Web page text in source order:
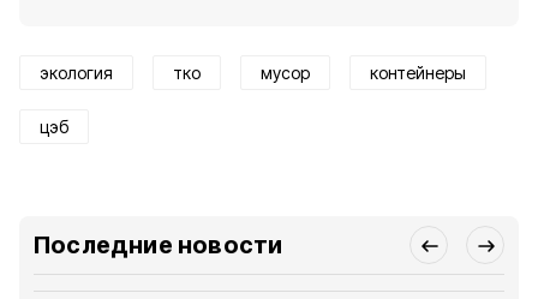
экология тко мусор контейнеры
цэб
Последние новости